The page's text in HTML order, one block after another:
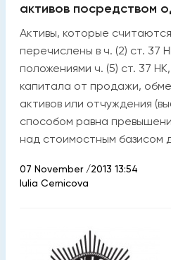
активов посредством
Активы, которые
перечислены в ч. (2) ст. 37
положениями ч. (5) ст. 37
капитала от продажи,
активов или отчуждения
способом равна
над стоимостным базисом
07 November /2013 13:54
Iulia Cernicova